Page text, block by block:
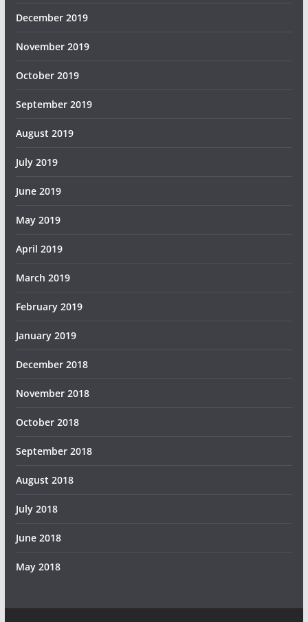
December 2019
November 2019
October 2019
September 2019
August 2019
July 2019
June 2019
May 2019
April 2019
March 2019
February 2019
January 2019
December 2018
November 2018
October 2018
September 2018
August 2018
July 2018
June 2018
May 2018